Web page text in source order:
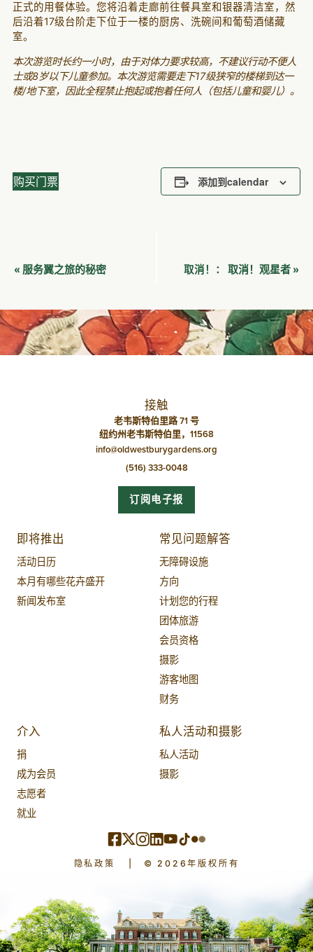
正式的用餐体验。您将沿着走廊前往餐具室和银器清洁室，然
后沿着17级台阶走下位于一楼的厨房、洗碗间和葡萄酒储藏
室。
本次游览时长约一小时，由于对体力要求较高，不建议行动不便人
士或8岁以下儿童参加。本次游览需要走下17级狭窄的楼梯到达一
楼/地下室，因此全程禁止抱起或抱着任何人（包括儿童和婴儿）。
购买门票 添加到calendar
活
导
航
« 服务翼之旅的秘密 取消！： 取消！观星者 »
接触
老韦斯特伯里路 71 号
纽约州老韦斯特伯里，11568
info@oldwestburygardens.org
(516) 333-0048
订阅电子报
即将推出
活动日历
本月有哪些花卉盛开
新闻发布室
常见问题解答
无障碍设施
方向
计划您的行程
团体旅游
会员资格
摄影
游客地图
财务
介入
捐
成为会员
志愿者
就业
私人活动和摄影
私人活动
摄影
隐私政策 © 2026年版权所有